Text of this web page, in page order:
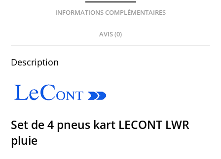
INFORMATIONS COMPLÉMENTAIRES
AVIS (0)
Description
Set de 4 pneus kart LECONT LWR
pluie